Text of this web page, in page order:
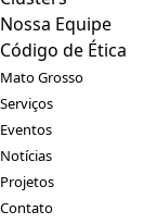
Nossa Equipe
Código de Ética
Mato Grosso
Serviços
Eventos
Notícias
Projetos
Contato